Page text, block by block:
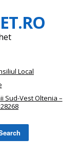
Local
Sud-Vest Oltenia –